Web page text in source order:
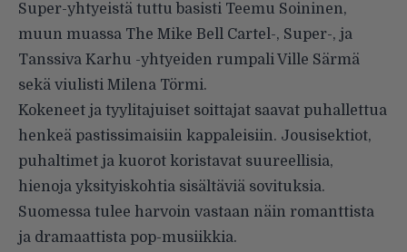
Super-yhtyeistä tuttu basisti Teemu Soininen,
muun muassa The Mike Bell Cartel-, Super-, ja
Tanssiva Karhu -yhtyeiden rumpali Ville Särmä
sekä viulisti Milena Törmi.
Kokeneet ja tyylitajuiset soittajat saavat puhallettua
henkeä pastissimaisiin kappaleisiin. Jousisektiot,
puhaltimet ja kuorot koristavat suureellisia,
hienoja yksityiskohtia sisältäviä sovituksia.
Suomessa tulee harvoin vastaan näin romanttista
ja dramaattista pop-musiikkia.